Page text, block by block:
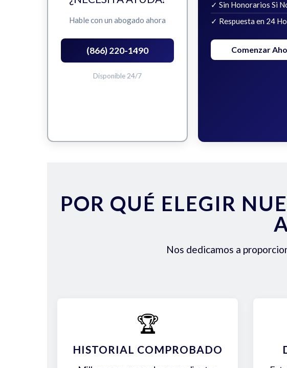
Hable con un abogado ahora
(866) 220-1490
Disponible 24/7
✓ Sin Honorarios Si
✓ Respuesta en 24
Comenzar
POR QUÉ ELEGIR
Nos dedicamos a
🏆
HISTORIAL COMPROBADO